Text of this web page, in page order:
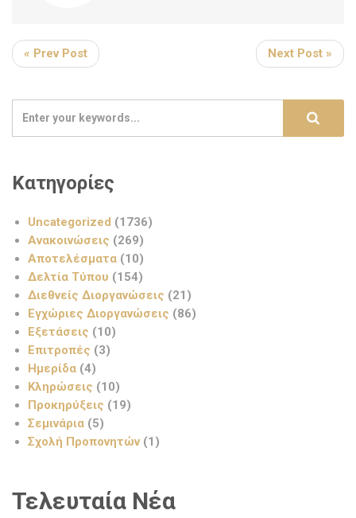
« Prev Post Next Post »
Κατηγορίες
Uncategorized (1736)
Ανακοινώσεις (269)
Αποτελέσματα (10)
Δελτία Τύπου (154)
Διεθνείς Διοργανώσεις (21)
Εγχώριες Διοργανώσεις (86)
Εξετάσεις (10)
Επιτροπές (3)
Ημερίδα (4)
Κληρώσεις (10)
Προκηρύξεις (19)
Σεμινάρια (5)
Σχολή Προπονητών (1)
Τελευταία Νέα